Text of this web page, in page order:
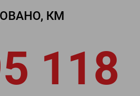
КМ
118